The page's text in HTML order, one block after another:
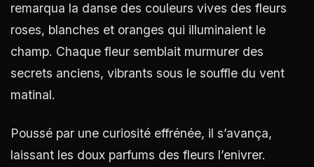
remarqua la danse des couleurs vives des fleurs
roses, blanches et oranges qui illuminaient le
champ. Chaque fleur semblait murmurer des
secrets anciens, vibrants sous le souffle du vent
matinal.
Poussé par une curiosité effrénée, il s’avança,
laissant les doux parfums des fleurs l’enivrer.